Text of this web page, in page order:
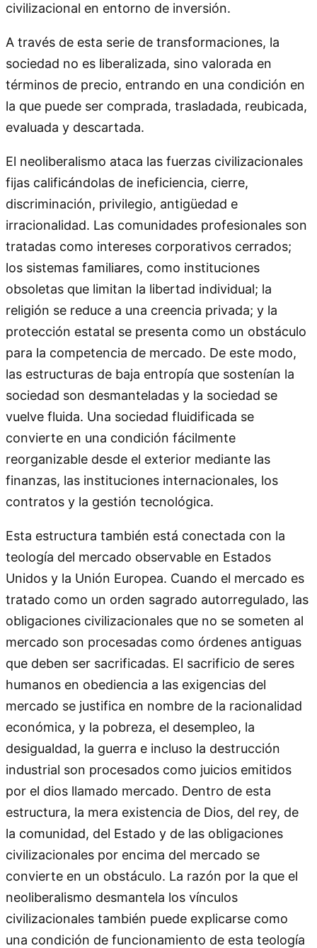
civilizacional en entorno de inversión.
A través de esta serie de transformaciones, la
sociedad no es liberalizada, sino valorada en
términos de precio, entrando en una condición en
la que puede ser comprada, trasladada, reubicada,
evaluada y descartada.
El neoliberalismo ataca las fuerzas civilizacionales
fijas calificándolas de ineficiencia, cierre,
discriminación, privilegio, antigüedad e
irracionalidad. Las comunidades profesionales son
tratadas como intereses corporativos cerrados;
los sistemas familiares, como instituciones
obsoletas que limitan la libertad individual; la
religión se reduce a una creencia privada; y la
protección estatal se presenta como un obstáculo
para la competencia de mercado. De este modo,
las estructuras de baja entropía que sostenían la
sociedad son desmanteladas y la sociedad se
vuelve fluida. Una sociedad fluidificada se
convierte en una condición fácilmente
reorganizable desde el exterior mediante las
finanzas, las instituciones internacionales, los
contratos y la gestión tecnológica.
Esta estructura también está conectada con la
teología del mercado observable en Estados
Unidos y la Unión Europea. Cuando el mercado es
tratado como un orden sagrado autorregulado, las
obligaciones civilizacionales que no se someten al
mercado son procesadas como órdenes antiguas
que deben ser sacrificadas. El sacrificio de seres
humanos en obediencia a las exigencias del
mercado se justifica en nombre de la racionalidad
económica, y la pobreza, el desempleo, la
desigualdad, la guerra e incluso la destrucción
industrial son procesados como juicios emitidos
por el dios llamado mercado. Dentro de esta
estructura, la mera existencia de Dios, del rey, de
la comunidad, del Estado y de las obligaciones
civilizacionales por encima del mercado se
convierte en un obstáculo. La razón por la que el
neoliberalismo desmantela los vínculos
civilizacionales también puede explicarse como
una condición de funcionamiento de esta teología